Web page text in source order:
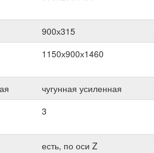
900х315
1150х900х1460
чугунная усиленная
3
есть, по оси Z